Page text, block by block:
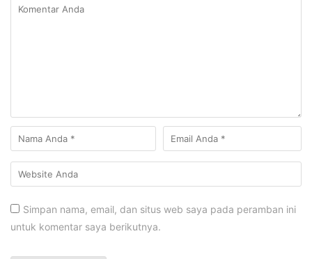
Simpan nama, email, dan situs web saya pada peramban ini
untuk komentar saya berikutnya.